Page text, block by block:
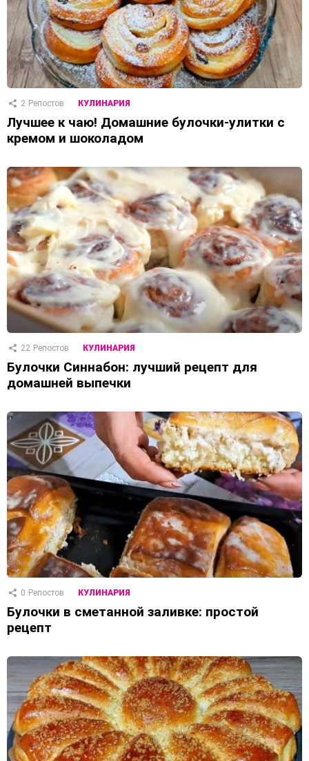
2 Репостов КУЛИНАРИЯ
Лучшее к чаю! Домашние булочки-улитки с
кремом и шоколадом
22 Репостов КУЛИНАРИЯ
Булочки Синнабон: лучший рецепт для
домашней выпечки
0 Репостов КУЛИНАРИЯ
Булочки в сметанной заливке: простой
рецепт